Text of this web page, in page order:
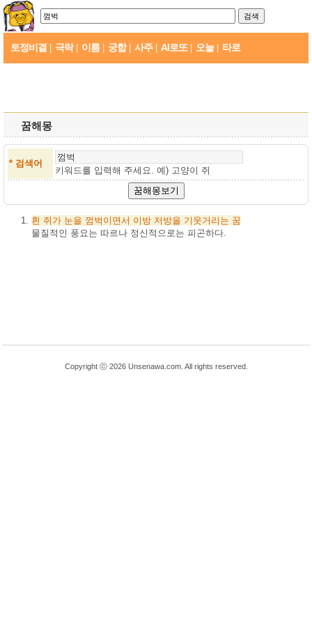
토정비결 극락 이름 궁합 사주 AI로또 오늘 타로
꿈해몽
* 검색어
키워드를 입력해 주세요. 예) 고양이 쥐
흰 쥐가 눈을 껌벅이면서 이방 저방을 기웃거리는 꿈
물질적인 풍요는 따르나 정신적으로는 피곤하다.
Copyright ⓒ 2026 Unsenawa.com. All rights reserved.